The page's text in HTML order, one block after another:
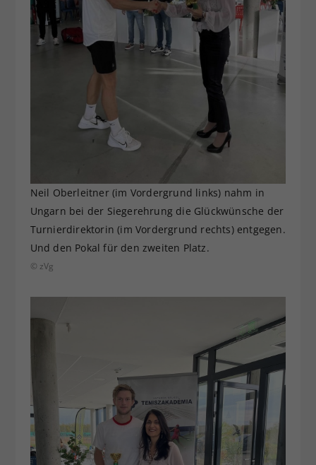
Neil Oberleitner (im Vordergrund links) nahm in
Ungarn bei der Siegerehrung die Glückwünsche der
Turnierdirektorin (im Vordergrund rechts) entgegen.
Und den Pokal für den zweiten Platz.
© zVg